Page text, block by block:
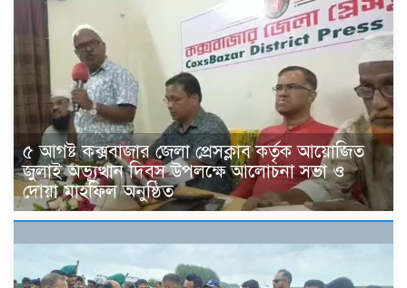
৫ আগষ্ট কক্সবাজার জেলা প্রেসক্লাব কর্তৃক আয়োজিত
জুলাই অভ্যূত্থান দিবস উপলক্ষে আলোচনা সভা ও
দোয়া মাহফিল অনুষ্ঠিত